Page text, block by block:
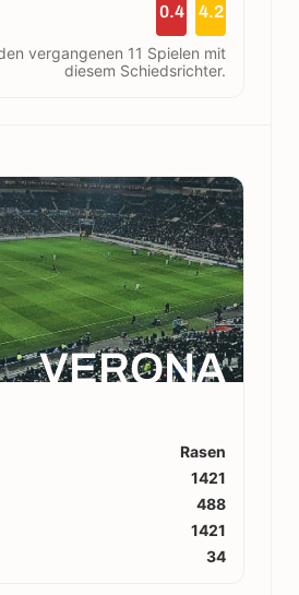
0.4 4.2
vergangenen 11 Spielen mit
diesem Schiedsrichter.
VERONA
Rasen
1421
488
1421
34